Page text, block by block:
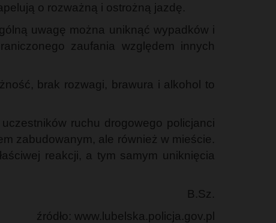
o rozważną i ostrożną jazdę.
uwagę można uniknąć wypadków i
zaufania względem innych
brak rozwagi, brawura i alkohol to
ruchu drogowego policjanci
zabudowanym, ale również w mieście.
reakcji, a tym samym uniknięcia
B.Sz.
źródło: www.lubelska.policja.gov.pl